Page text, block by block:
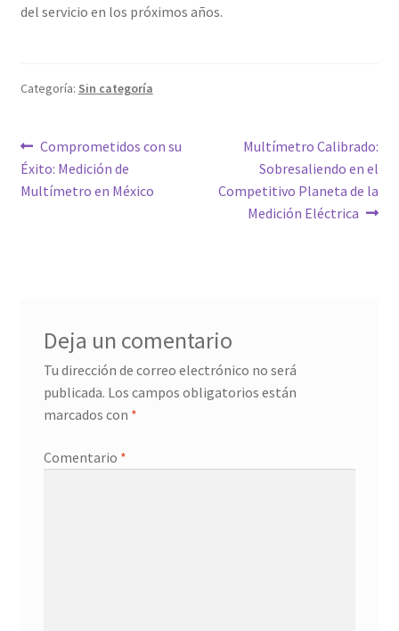
del servicio en los próximos años.
Categoría: Sin categoría
Navegación
de
Entrada
anterior:
Comprometidos con su
Éxito: Medición de
Multímetro en México
Siguiente
entrada:
Multímetro Calibrado:
Sobresaliendo en el
Competitivo Planeta de la
Medición Eléctrica
Deja un comentario
Tu dirección de correo electrónico no será
publicada. Los campos obligatorios están
marcados con *
Comentario *